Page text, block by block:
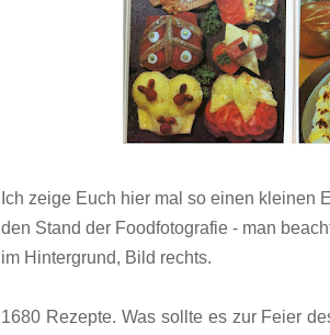
Ich zeige Euch hier mal so einen kleinen
den Stand der Foodfotografie - man
im Hintergrund, Bild rechts.
1680 Rezepte. Was sollte es zur Feier